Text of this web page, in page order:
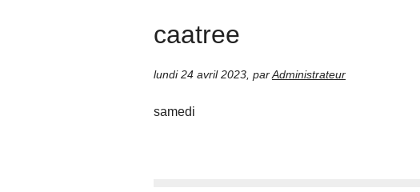
caatree
lundi 24 avril 2023 parAdministrateur
samedi